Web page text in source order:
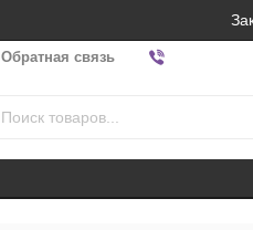
Обратная связь